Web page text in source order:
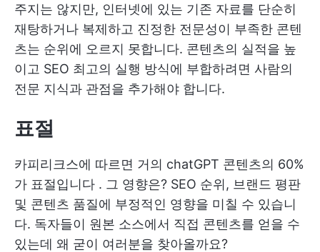
주지는 않지만, 인터넷에 있는 기존 자료를 단순히
재탕하거나 복제하고 진정한 전문성이 부족한 콘텐
츠는 순위에 오르지 못합니다. 콘텐츠의 실적을 높
이고 SEO 최고의 실행 방식에 부합하려면 사람의
전문 지식과 관점을 추가해야 합니다.
표절
카피리크스에 따르면 거의 chatGPT 콘텐츠의 60%
가 표절입니다 . 그 영향은? SEO 순위, 브랜드 평판
및 콘텐츠 품질에 부정적인 영향을 미칠 수 있습니
다. 독자들이 원본 소스에서 직접 콘텐츠를 얻을 수
있는데 왜 굳이 여러분을 찾아올까요?